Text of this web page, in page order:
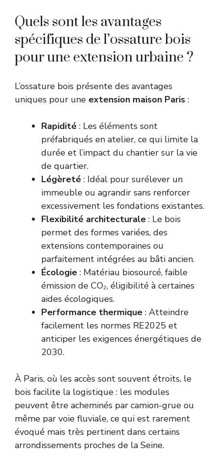
Quels sont les avantages
spécifiques de l’ossature bois
pour une extension urbaine ?
L’ossature bois présente des avantages
uniques pour une extension maison Paris :
Rapidité : Les éléments sont
préfabriqués en atelier, ce qui limite la
durée et l’impact du chantier sur la vie
de quartier.
Légèreté : Idéal pour surélever un
immeuble ou agrandir sans renforcer
excessivement les fondations existantes.
Flexibilité architecturale : Le bois
permet des formes variées, des
extensions contemporaines ou
parfaitement intégrées au bâti ancien.
Écologie : Matériau biosourcé, faible
émission de CO₂, éligibilité à certaines
aides écologiques.
Performance thermique : Atteindre
facilement les normes RE2025 et
anticiper les exigences énergétiques de
2030.
À Paris, où les accès sont souvent étroits, le
bois facilite la logistique : les modules
peuvent être acheminés par camion-grue ou
même par voie fluviale, ce qui est rarement
évoqué mais très pertinent dans certains
arrondissements proches de la Seine.